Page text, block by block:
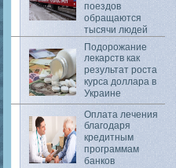
поездов
обращаются
тысячи людей
Подорожание
лекарств как
результат роста
курса доллара в
Украине
Оплата лечения
благодаря
кредитным
программам
банков